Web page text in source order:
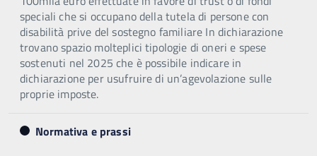
speciali che si occupano della tutela di persone con
disabilità prive del sostegno familiare In dichiarazione
trovano spazio molteplici tipologie di oneri e spese
sostenuti nel 2025 che è possibile indicare in
dichiarazione per usufruire di un’agevolazione sulle
proprie imposte.
Normativa e prassi